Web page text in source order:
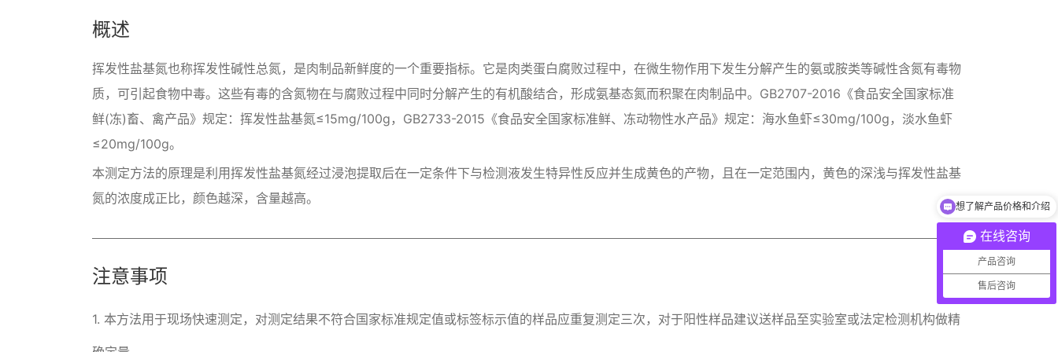
概述
挥发性盐基氮也称挥发性碱性总氮，是肉制品新鲜度的一个重要指标。它是肉类蛋白腐败过程中，在微生物作用下发生分解产生的氨或胺类等碱性含氮有毒物
质，可引起食物中毒。这些有毒的含氮物在与腐败过程中同时分解产生的有机酸结合，形成氨基态氮而积聚在肉制品中。GB2707-2016《食品安全国家标准
鲜(冻)畜、禽产品》规定：挥发性盐基氮≤15mg/100g，GB2733-2015《食品安全国家标准鲜、冻动物性水产品》规定：海水鱼虾≤30mg/100g，淡水鱼虾
≤20mg/100g。
本测定方法的原理是利用挥发性盐基氮经过浸泡提取后在一定条件下与检测液发生特异性反应并生成黄色的产物，且在一定范围内，黄色的深浅与挥发性盐基
氮的浓度成正比，颜色越深，含量越高。
注意事项
1. 本方法用于现场快速测定，对测定结果不符合国家标准规定值或标签标示值的样品应重复测定三次，对于阳性样品建议送样品至实验室或法定检测机构做精
在线咨询
产品咨询
售后咨询
想了解产品价格和介绍